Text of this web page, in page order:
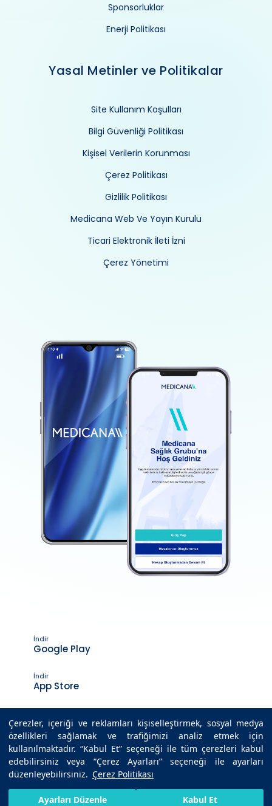
Çerezler, içeriği ve reklamları kişiselleştirmek, sosyal medya
özellikleri sağlamak ve trafiğimizi analiz etmek için
kullanılmaktadır. “Kabul Et” seçeneği ile tüm çerezleri kabul
edebilirsiniz veya “Çerez Ayarları” seçeneği ile ayarları
düzenleyebilirsiniz. Çerez Politikası
Ayarları Düzenle Kabul Et
Sponsorluklar
Enerji Politikası
Yasal Metinler ve Politikalar
Site Kullanım Koşulları
Bilgi Güvenliği Politikası
Kişisel Verilerin Korunması
Çerez Politikası
Gizlilik Politikası
Medicana Web Ve Yayın Kurulu
Ticari Elektronik İleti İzni
Çerez Yönetimi
İndir
Google Play
İndir
App Store
Son Güncelleme Tarihi : 28.11.2025 07:28
HIZLI RANDEVU AL BIZE ULAŞIN